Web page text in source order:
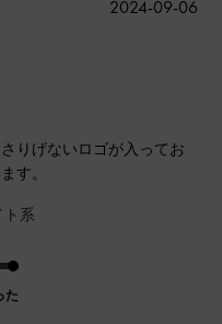
りげないロゴが入ってお
す。
ト系
た
公
2024-09-06